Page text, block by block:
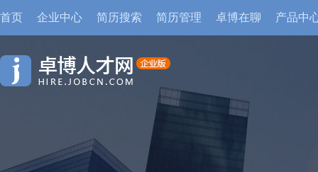
首页 企业中心 简历搜索 简历管理 卓博在聊 产品中